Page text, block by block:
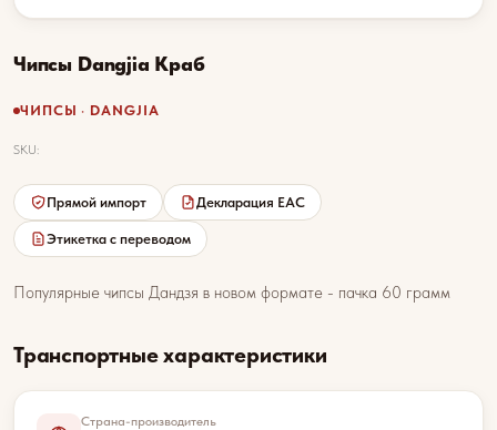
Чипсы Dangjia Краб
ЧИПСЫ · DANGJIA
SKU:
Прямой импорт Декларация EAC
Этикетка с переводом
Популярные чипсы Дандзя в новом формате - пачка 60 грамм
Транспортные характеристики
Страна-производитель